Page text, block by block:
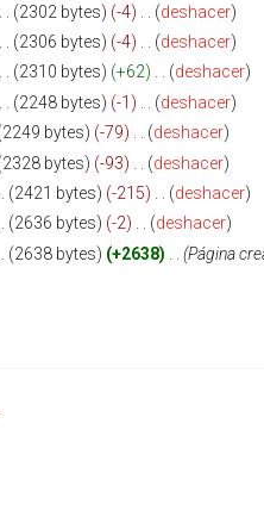
2302 bytes -4
deshacer
2306 bytes -4
deshacer
2310 bytes +62
deshacer
2248 bytes -1
deshacer
2249 bytes -79
deshacer
2328 bytes -93
deshacer
2421 bytes -215
deshacer
2636 bytes -2
deshacer
2638 bytes +2638 Página